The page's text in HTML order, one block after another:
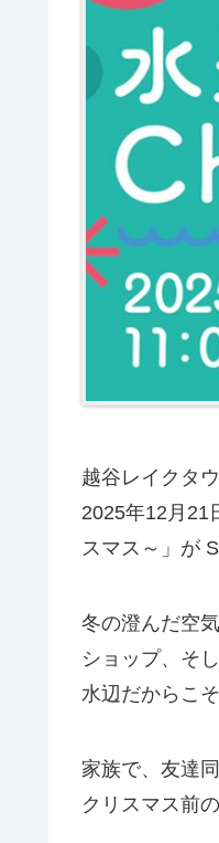
越谷レイクタ
2025年12月21
スマス～」が
冬の澄んだ空
ショップ、そ
水辺だからこ
家族で、友達
クリスマス前